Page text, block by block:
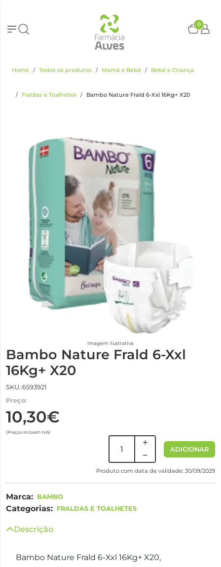
0
Home Todos os produtos Mamã e Bebé Bebé e Criança
Fraldas e Toalhetes Bambo Nature Frald 6-Xxl 16Kg+ X20
Imagem ilustrativa
Bambo Nature Frald 6-Xxl
16Kg+ X20
SKU.:6593921
Preço:
10,30€
(Preços incluem IVA)
ADICIONAR
Produto com data de validade: 30/09/2029
Marca: BAMBO
Categorias: FRALDAS E TOALHETES
Descrição
Bambo Nature Frald 6-Xxl 16Kg+ X20,